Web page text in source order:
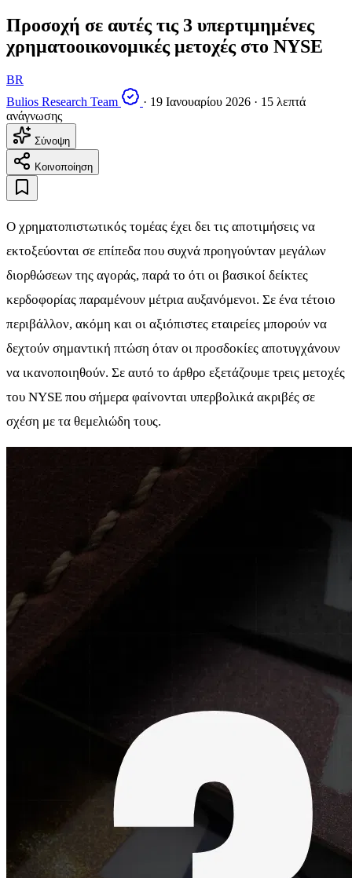
Προσοχή σε αυτές τις 3 υπερτιμημένες
χρηματοοικονομικές μετοχές στο NYSE
BR
Bulios Research Team
· 19 Ιανουαρίου 2026 · 15 λεπτά
ανάγνωσης
Σύνοψη
Κοινοποίηση
Ο χρηματοπιστωτικός τομέας έχει δει τις αποτιμήσεις να
εκτοξεύονται σε επίπεδα που συχνά προηγούνταν μεγάλων
διορθώσεων της αγοράς, παρά το ότι οι βασικοί δείκτες
κερδοφορίας παραμένουν μέτρια αυξανόμενοι. Σε ένα τέτοιο
περιβάλλον, ακόμη και οι αξιόπιστες εταιρείες μπορούν να
δεχτούν σημαντική πτώση όταν οι προσδοκίες αποτυγχάνουν
να ικανοποιηθούν. Σε αυτό το άρθρο εξετάζουμε τρεις μετοχές
του NYSE που σήμερα φαίνονται υπερβολικά ακριβές σε
σχέση με τα θεμελιώδη τους.